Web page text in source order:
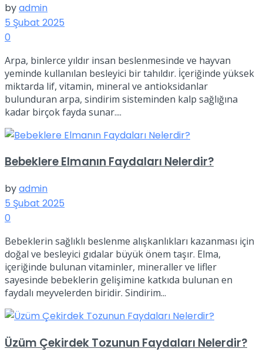
byadmin
5 Şubat 2025
0
Arpa, binlerce yıldır insan beslenmesinde ve hayvan
yeminde kullanılan besleyici bir tahıldır. İçeriğinde yüksek
miktarda lif, vitamin, mineral ve antioksidanlar
bulunduran arpa, sindirim sisteminden kalp sağlığına
kadar birçok fayda sunar....
Bebeklere Elmanın Faydaları Nelerdir?
byadmin
5 Şubat 2025
0
Bebeklerin sağlıklı beslenme alışkanlıkları kazanması için
doğal ve besleyici gıdalar büyük önem taşır. Elma,
içeriğinde bulunan vitaminler, mineraller ve lifler
sayesinde bebeklerin gelişimine katkıda bulunan en
faydalı meyvelerden biridir. Sindirim...
Üzüm Çekirdek Tozunun Faydaları Nelerdir?